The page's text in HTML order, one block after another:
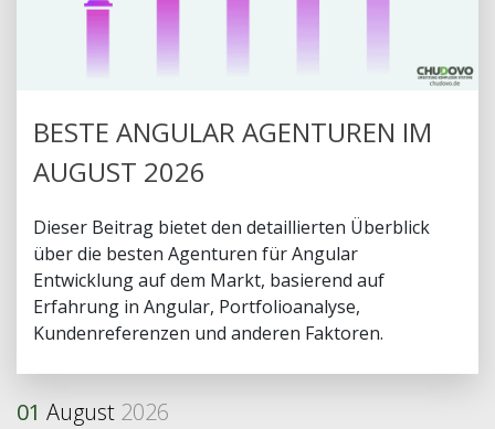
BESTE ANGULAR AGENTUREN IM
AUGUST 2026
Dieser Beitrag bietet den detaillierten Überblick
über die besten Agenturen für Angular
Entwicklung auf dem Markt, basierend auf
Erfahrung in Angular, Portfolioanalyse,
Kundenreferenzen und anderen Faktoren.
01 August 2026